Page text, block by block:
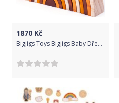
1870 Kč
Bigjigs Toys Bigjigs Baby Dřevěná skládací duha přírodní velká poškozený obal